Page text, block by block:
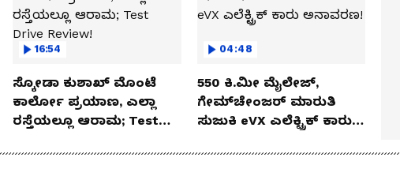
16:54
ಸ್ಕೋಡಾ ಕುಶಾಖ್ ಮೊಂಟೆ
ಕಾರ್ಲೋ ಪ್ರಯಾಣ, ಎಲ್ಲಾ
ರಸ್ತೆಯಲ್ಲೂ ಆರಾಮ; Test
04:48
550 ಕಿ.ಮೀ ಮೈಲೇಜ್,
ಗೇಮ್‌ಚೇಂಜರ್ ಮಾರುತಿ
ಸುಜುಕಿ eVX ಎಲೆಕ್ಟ್ರಿಕ್ ಕಾರು